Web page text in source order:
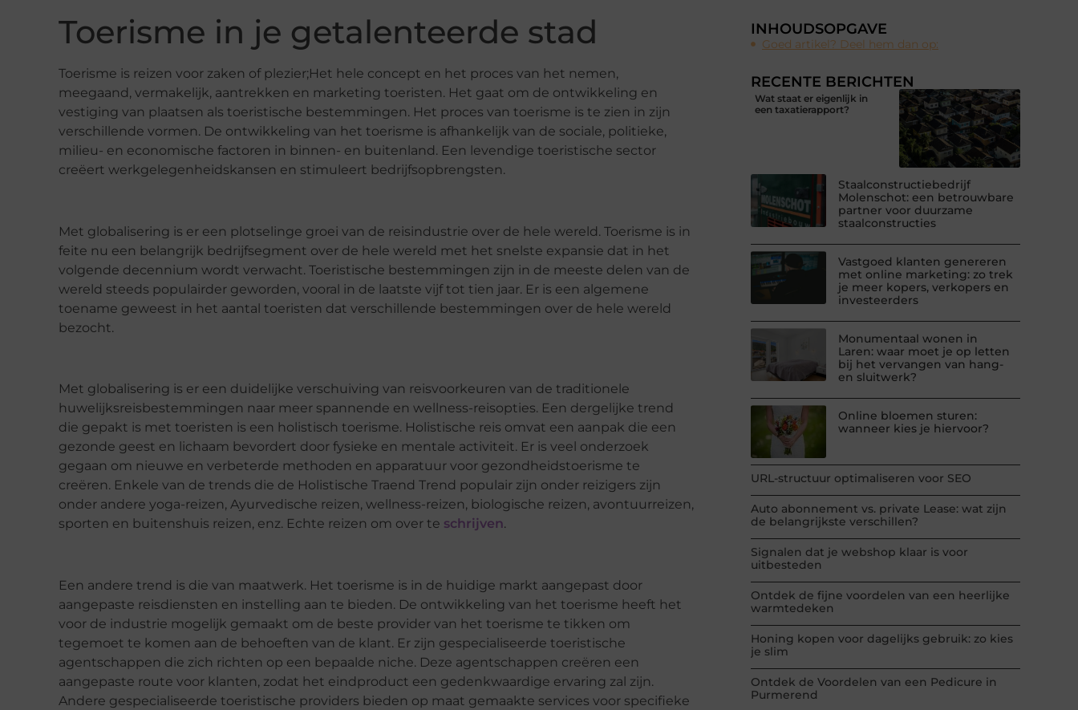
Toerisme in je getalenteerde stad
Toerisme is reizen voor zaken of plezier;Het hele concept en het proces van het nemen,
meegaand, vermakelijk, aantrekken en marketing toeristen. Het gaat om de ontwikkeling en
vestiging van plaatsen als toeristische bestemmingen. Het proces van toerisme is te zien in zijn
verschillende vormen. De ontwikkeling van het toerisme is afhankelijk van de sociale, politieke,
milieu- en economische factoren in binnen- en buitenland. Een levendige toeristische sector
creëert werkgelegenheidskansen en stimuleert bedrijfsopbrengsten.
Met globalisering is er een plotselinge groei van de reisindustrie over de hele wereld. Toerisme is in
feite nu een belangrijk bedrijfsegment over de hele wereld met het snelste expansie dat in het
volgende decennium wordt verwacht. Toeristische bestemmingen zijn in de meeste delen van de
wereld steeds populairder geworden, vooral in de laatste vijf tot tien jaar. Er is een algemene
toename geweest in het aantal toeristen dat verschillende bestemmingen over de hele wereld
bezocht.
Met globalisering is er een duidelijke verschuiving van reisvoorkeuren van de traditionele
huwelijksreisbestemmingen naar meer spannende en wellness-reisopties. Een dergelijke trend
die gepakt is met toeristen is een holistisch toerisme. Holistische reis omvat een aanpak die een
gezonde geest en lichaam bevordert door fysieke en mentale activiteit. Er is veel onderzoek
gegaan om nieuwe en verbeterde methoden en apparatuur voor gezondheidstoerisme te
creëren. Enkele van de trends die de Holistische Traend Trend populair zijn onder reizigers zijn
onder andere yoga-reizen, Ayurvedische reizen, wellness-reizen, biologische reizen, avontuurreizen,
sporten en buitenshuis reizen, enz. Echte reizen om over te schrijven.
Een andere trend is die van maatwerk. Het toerisme is in de huidige markt aangepast door
aangepaste reisdiensten en instelling aan te bieden. De ontwikkeling van het toerisme heeft het
voor de industrie mogelijk gemaakt om de beste provider van het toerisme te tikken om
tegemoet te komen aan de behoeften van de klant. Er zijn gespecialiseerde toeristische
agentschappen die zich richten op een bepaalde niche. Deze agentschappen creëren een
aangepaste route voor klanten, zodat het eindproduct een gedenkwaardige ervaring zal zijn.
Andere gespecialiseerde toeristische providers bieden op maat gemaakte services voor specifieke
INHOUDSOPGAVE
Goed artikel? Deel hem dan op:
RECENTE BERICHTEN
Wat staat er eigenlijk in
een taxatierapport?
Staalconstructiebedrijf
Molenschot: een betrouwbare
partner voor duurzame
staalconstructies
Vastgoed klanten genereren
met online marketing: zo trek
je meer kopers, verkopers en
investeerders
Monumentaal wonen in
Laren: waar moet je op letten
bij het vervangen van hang-
en sluitwerk?
Online bloemen sturen:
wanneer kies je hiervoor?
URL-structuur optimaliseren voor SEO
Auto abonnement vs. private Lease: wat zijn
de belangrijkste verschillen?
Signalen dat je webshop klaar is voor
uitbesteden
Ontdek de fijne voordelen van een heerlijke
warmtedeken
Honing kopen voor dagelijks gebruik: zo kies
je slim
Ontdek de Voordelen van een Pedicure in
Purmerend